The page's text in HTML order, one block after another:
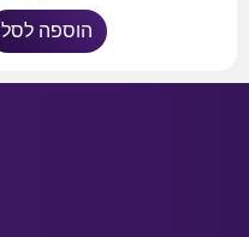
הוספה לסל